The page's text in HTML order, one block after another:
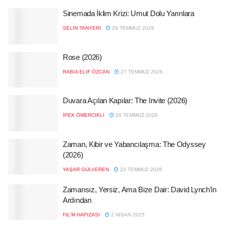
Sinemada İklim Krizi: Umut Dolu Yarınlara
SELIN TANYERI 29 TEMMUZ 2026
Rose (2026)
RABIA ELIF ÖZCAN 27 TEMMUZ 2026
Duvara Açılan Kapılar: The Invite (2026)
İPEK ÖMERCIKLI 26 TEMMUZ 2026
Zaman, Kibir ve Yabancılaşma: The Odyssey
(2026)
YAŞAR GÜLVEREN 23 TEMMUZ 2026
Zamansız, Yersiz, Ama Bize Dair: David Lynch’in
Ardından
FIL'M HAFIZASI 2 NISAN 2025